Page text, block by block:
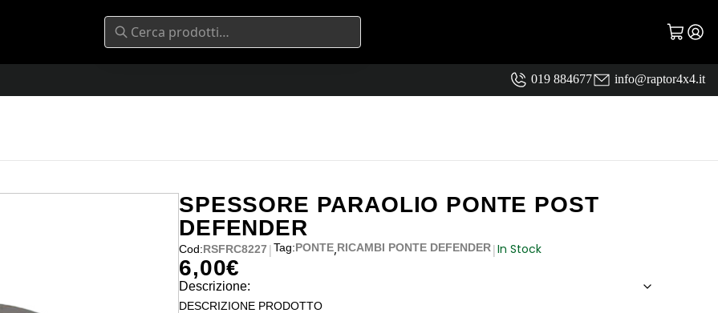
019 884677 info@raptor4x4.it
SPESSORE PARAOLIO PONTE POST
DEFENDER
Cod:RSFRC8227 |Tag:PONTE,RICAMBI PONTE DEFENDER|In Stock
6,00€
Descrizione:
DESCRIZIONE PRODOTTO